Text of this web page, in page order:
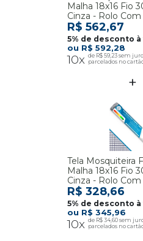
Malha 18x16 Fio
Cinza - Rolo
R$ 592,28
10x R$ 59,23
R$ 562,67
Tela Mosquiteira
Malha 18x16 Fio
Cinza - Rolo
R$ 345,96
10x R$ 34,60
R$ 328,66